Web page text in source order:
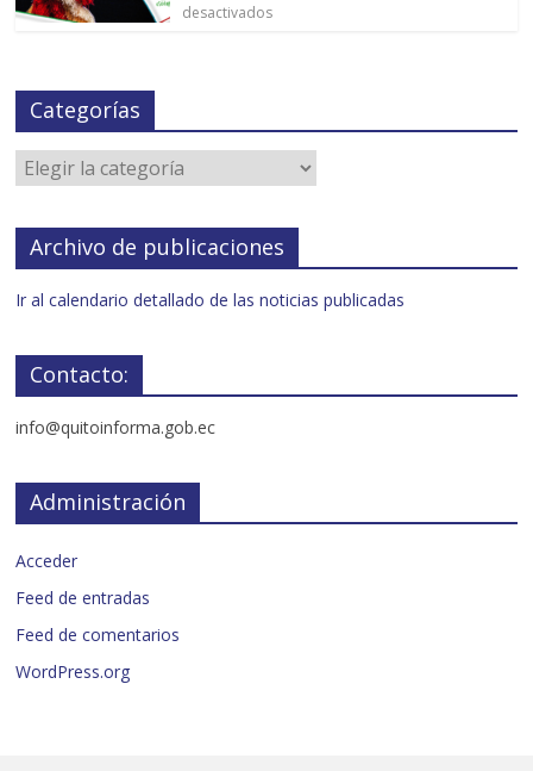
desactivados
Categorías
Archivo de publicaciones
Ir al calendario detallado de las noticias publicadas
Contacto:
info@quitoinforma.gob.ec
Administración
Acceder
Feed de entradas
Feed de comentarios
WordPress.org